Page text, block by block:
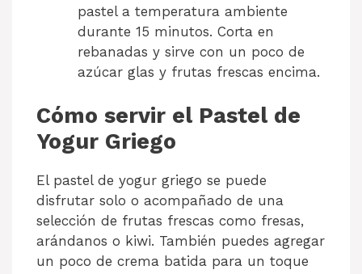
pastel a temperatura ambiente
durante 15 minutos. Corta en
rebanadas y sirve con un poco de
azúcar glas y frutas frescas encima.
Cómo servir el Pastel de
Yogur Griego
El pastel de yogur griego se puede
disfrutar solo o acompañado de una
selección de frutas frescas como fresas,
arándanos o kiwi. También puedes agregar
un poco de crema batida para un toque